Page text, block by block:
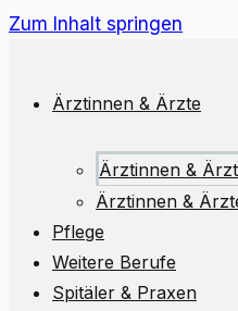
Zum Inhalt springen
Ärztinnen & Ärzte
Ärztinnen &
Ärztinnen &
Pflege
Weitere Berufe
Spitäler & Praxen